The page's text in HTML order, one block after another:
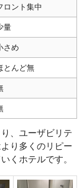
ロント集中
量
さめ
とんど無
、ユーザビリテ
り多くのリピー
くホテルです。